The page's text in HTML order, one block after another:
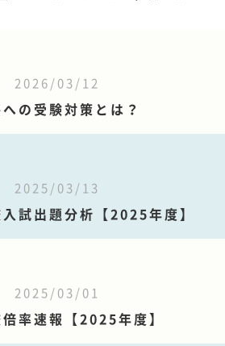
2026/03/12
の受験対策とは？
2025/03/13
試出題分析【2025年度】
2025/03/01
率速報【2025年度】